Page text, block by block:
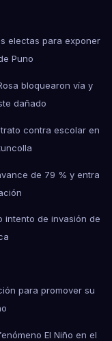
electas para exponer
Puno
bloquearon vía y
dañado
contra escolar en
de 79 % y entra
intento de invasión de
para promover su
El Niño en el